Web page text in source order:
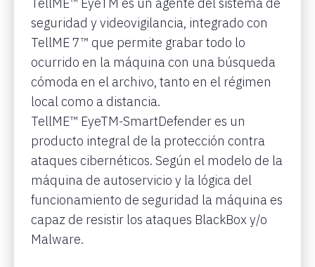
seguridad y videovigilancia, integrado con
TellME 7™ que permite grabar todo lo
ocurrido en la máquina con una búsqueda
cómoda en el archivo, tanto en el régimen
local como a distancia.
TellME™ EyeTM-SmartDefender es un
producto integral de la protección contra
ataques cibernéticos. Según el modelo de la
máquina de autoservicio y la lógica del
funcionamiento de seguridad la máquina es
capaz de resistir los ataques BlackBox y/o
Malware.